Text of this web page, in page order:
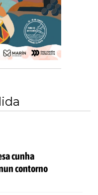
cunha
contorno